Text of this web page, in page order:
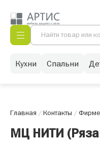
Кухни Спальни
Главная /Контакты /
МЦ НИТИ